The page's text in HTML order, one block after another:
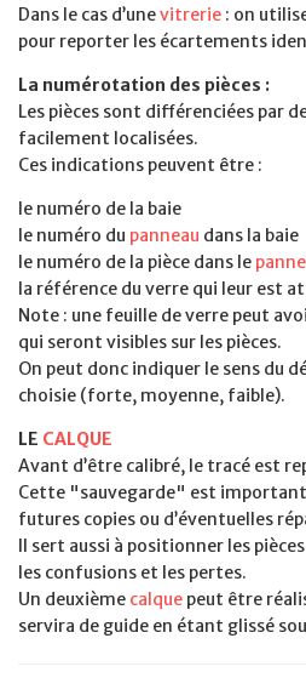
Dans le cas d’unevitrerie : on
pour reporter les écartements
La numérotation des pièces :
Les pièces sont différenciées par
facilement localisées.
Ces indications peuvent être :
le numéro de la baie
le numéro du panneau dans la baie
le numéro de la pièce dans le
la référence du verre qui leur est
Note : une feuille de verre peut
qui seront visibles sur les pièces.
On peut donc indiquer le sens du
choisie (forte, moyenne, faible).
LE CALQUE
Avant d’être calibré, le tracé est
Cette "sauvegarde" est
futures copies ou d’éventuelles
Il sert aussi à positionner les
les confusions et les pertes.
Un deuxième calque peut être
servira de guide en étant glissé